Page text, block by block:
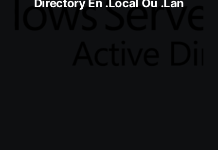
Directory En .local Ou .lan